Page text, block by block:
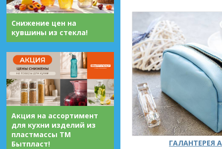
Снижение цен на
кувшины из стекла!
Акция на ассортимент
для кухни изделий из
пластмассы ТМ
Бытпласт!
ГАЛАНТЕРЕЯ